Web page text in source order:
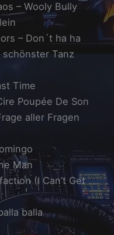
– Wooly Bully
– Don´t ha ha
schönster Tanz
Time
Poupée De Son
aller Fragen
Man
(I Can’t Get
balla